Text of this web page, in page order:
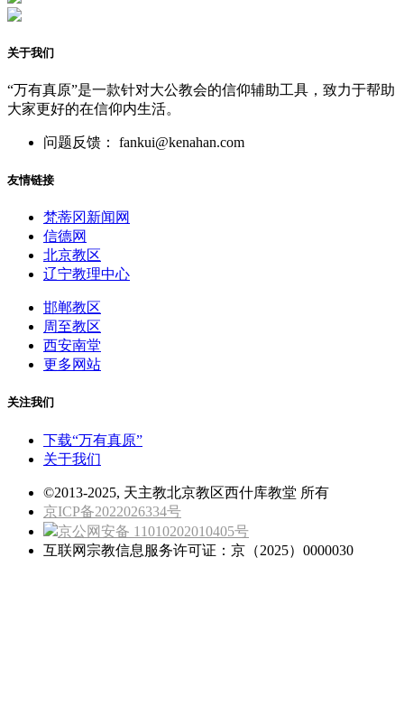
关于我们
“万有真原”是一款针对大公教会的信仰辅助工具，致力于帮助
大家更好的在信仰内生活。
问题反馈： fankui@kenahan.com
友情链接
梵蒂冈新闻网
信德网
北京教区
辽宁教理中心
邯郸教区
周至教区
西安南堂
更多网站
关注我们
下载“万有真原”
关于我们
©2013-2025, 天主教北京教区西什库教堂 所有
京ICP备2022026334号
京公网安备 11010202010405号
互联网宗教信息服务许可证：京（2025）0000030